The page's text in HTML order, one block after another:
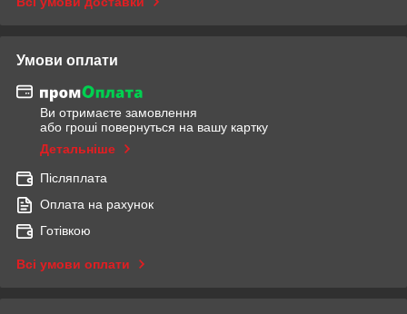
Умови оплати
Ви отримаєте замовлення
або гроші повернуться на вашу картку
Детальніше
Післяплата
Оплата на рахунок
Готівкою
Всі умови оплати